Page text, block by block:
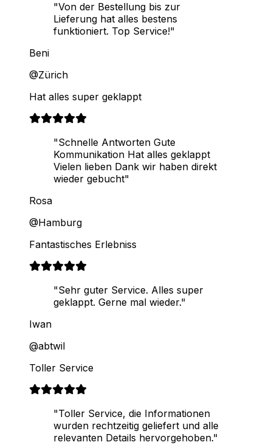
"Von der Bestellung bis zur
Lieferung hat alles bestens
funktioniert. Top Service!"
Beni
@Zürich
Hat alles super geklappt
"Schnelle Antworten Gute
Kommunikation Hat alles geklappt
Vielen lieben Dank wir haben direkt
wieder gebucht"
Rosa
@Hamburg
Fantastisches Erlebniss
"Sehr guter Service. Alles super
geklappt. Gerne mal wieder."
Iwan
@abtwil
Toller Service
"Toller Service, die Informationen
wurden rechtzeitig geliefert und alle
relevanten Details hervorgehoben."